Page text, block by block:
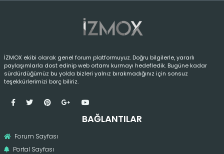
İZMOX ekibi olarak genel forum platformuyuz. Doğru bilgilerle, yararlı
paylaşımlarla dost edinip web ortamı kurmayı hedefledik. Bugüne kadar
sürdürdüğümüz bu yolda bizleri yalnız bırakmadığınız için sonsuz
teşekkürlerimizi borç biliriz.
BAĞLANTILAR
Forum Sayfası
Portal Sayfası